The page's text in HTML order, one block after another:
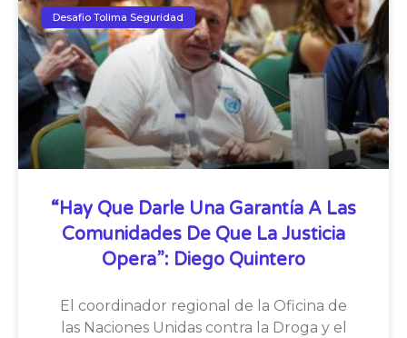
Desafio Tolima Seguridad
“Hay Que Darle Una Garantía A Las
Comunidades De Que La Justicia
Opera”: Diego Quintero
El coordinador regional de la Oficina de
las Naciones Unidas contra la Droga y el